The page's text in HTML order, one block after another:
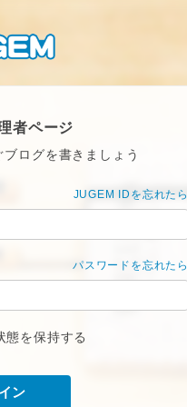
者ページ
ログを書きましょう
JUGEM IDを忘れたら
パスワードを忘れたら
態を保持する